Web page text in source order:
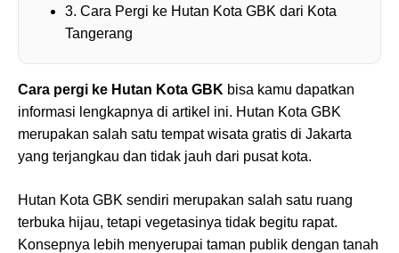
3. Cara Pergi ke Hutan Kota GBK dari Kota
Tangerang
Cara pergi ke Hutan Kota GBK bisa kamu dapatkan
informasi lengkapnya di artikel ini. Hutan Kota GBK
merupakan salah satu tempat wisata gratis di Jakarta
yang terjangkau dan tidak jauh dari pusat kota.
Hutan Kota GBK sendiri merupakan salah satu ruang
terbuka hijau, tetapi vegetasinya tidak begitu rapat.
Konsepnya lebih menyerupai taman publik dengan tanah